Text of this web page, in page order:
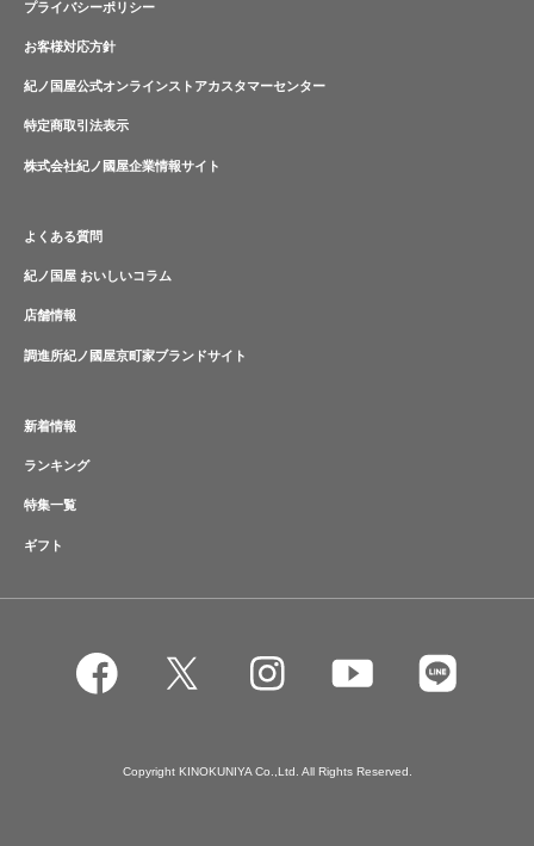
プライバシーポリシー
お客様対応方針
紀ノ国屋公式オンラインストアカスタマーセンター
特定商取引法表示
株式会社紀ノ國屋企業情報サイト
よくある質問
紀ノ国屋 おいしいコラム
店舗情報
調進所紀ノ國屋京町家ブランドサイト
新着情報
ランキング
特集一覧
ギフト
Copyright KINOKUNIYA Co.,Ltd. All Rights Reserved.